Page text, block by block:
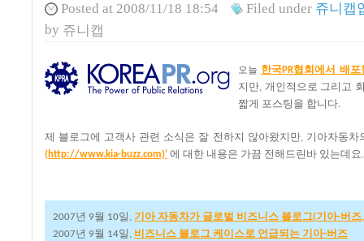
Posted at 2008/11/18 18:54 Filed under 쥬니캡
by 쥬니캡
오늘 한국PR협회에서 배포
지만 개인적으로 그리고
짧게 포스팅을 합니다
제 블로그에 고객사 관련 소식은 잘 전하지 않아왔지만, 기아자동차
(http://www.kia-buzz.com)' 에 대한 내용은 가끔 전해드린바 있는데요
2007년 9월 10일 , 기아 자동차가 글로벌 비즈니스 블로그(기아-버즈
2007년 9월 14일 , 비즈니스 블로그 케이스로 언급되는 기아-버즈